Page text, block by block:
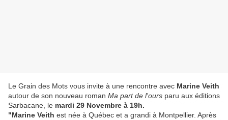
Le Grain des Mots vous invite à une rencontre avec Marine Veith
autour de son nouveau roman Ma part de l'ours paru aux éditions
Sarbacane, le mardi 29 Novembre à 19h.
"Marine Veith est née à Québec et a grandi à Montpellier. Après